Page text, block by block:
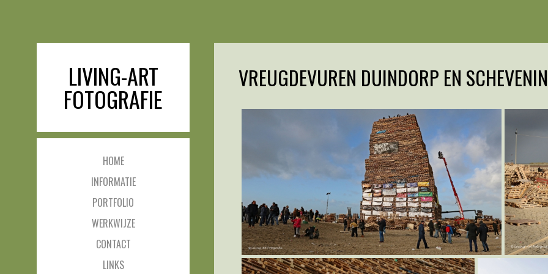
LIVING-ART
FOTOGRAFIE
HOME
INFORMATIE
PORTFOLIO
WERKWIJZE
CONTACT
LINKS
VREUGDEVUREN DUINDORP EN